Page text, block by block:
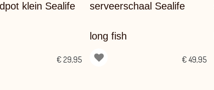
klein Sealife
€29,95
serveerschaal Sealife
long fish
€ 49,95